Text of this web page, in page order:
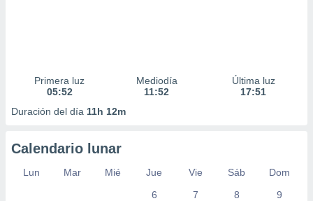
Primera luz
05:52
Mediodía
11:52
Última luz
17:51
Duración del día 11h 12m
Calendario lunar
Lun Mar Mié Jue Vie Sáb
Dom
6
7 8 9